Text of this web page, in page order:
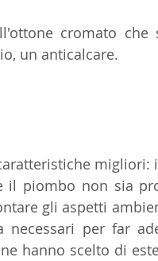
cromato che
un anticalcare.
migliori:
il piombo non sia
gli aspetti
necessari per far
hanno scelto di